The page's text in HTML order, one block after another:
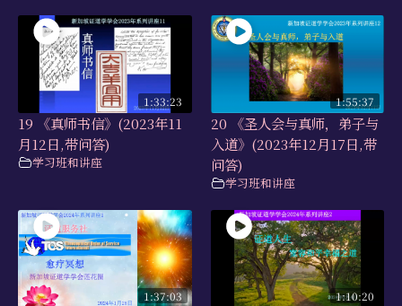
1:33:23
19 《真师书信》(2023年11
月12日,带问答)
学习班和讲座
1:55:37
20 《圣人会与真师，弟子与
入道》(2023年12月17日,带
问答)
学习班和讲座
1:37:03 1:10:20